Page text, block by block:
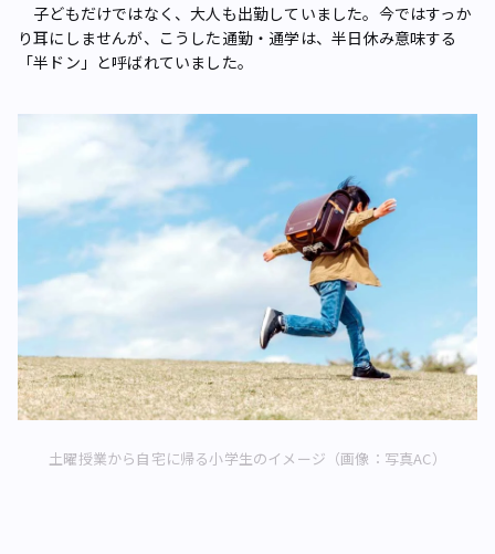
子どもだけではなく、大人も出勤していました。今ではすっか
り耳にしませんが、こうした通勤・通学は、半日休み意味する
「半ドン」と呼ばれていました。
土曜授業から自宅に帰る小学生のイメージ（画像：写真AC）